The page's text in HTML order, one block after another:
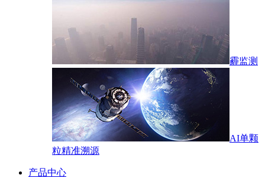
霾监测
AI单颗
粒精准溯源
产品中心